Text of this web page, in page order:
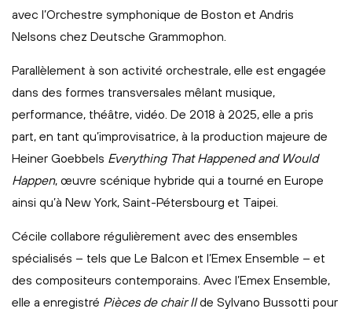
avec l’Orchestre symphonique de Boston et Andris
Nelsons chez Deutsche Grammophon.
Parallèlement à son activité orchestrale, elle est engagée
dans des formes transversales mêlant musique,
performance, théâtre, vidéo. De 2018 à 2025, elle a pris
part, en tant qu’improvisatrice, à la production majeure de
Heiner Goebbels Everything That Happened and Would
Happen, œuvre scénique hybride qui a tourné en Europe
ainsi qu’à New York, Saint-Pétersbourg et Taipei.
Cécile collabore régulièrement avec des ensembles
spécialisés – tels que Le Balcon et l’Emex Ensemble – et
des compositeurs contemporains. Avec l’Emex Ensemble,
elle a enregistré Pièces de chair IIde Sylvano Bussotti pour